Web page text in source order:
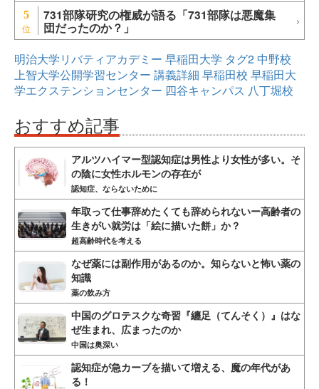
5 731部隊研究の権威が語る「731部隊は悪魔集
団だったのか？」
明治大学リバティアカデミー 早稲田大学 タグ2 中野校
上智大学公開学習センター 講義詳細 早稲田校 早稲田大
学エクステンションセンター 四谷キャンパス 八丁堀校
おすすめ記事
アルツハイマー型認知症は男性より女性が多い。そ
の陰に女性ホルモンの存在が
認知症、ならないために
年取って仕事辞めたくても辞められないー高齢者の
生きがい就労は「絵に描いた餅」か？
超高齢時代を考える
なぜ薬には副作用があるのか。知らないと怖い薬の
知識
薬の飲み方
中国のグロテスクな奇習『纏足（てんそく）』はな
ぜ生まれ、広まったのか
中国は奥深い
認知症が急カーブを描いて増える、魔の年代があ
る！